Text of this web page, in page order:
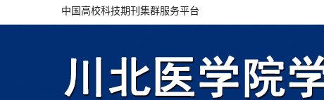
中国高校科技期刊集群服务平台